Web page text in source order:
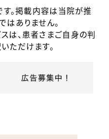
。掲載内容は当院が推
はありません。
は、患者さまご自身の判
ただけます。